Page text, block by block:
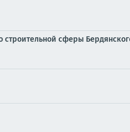
сферы